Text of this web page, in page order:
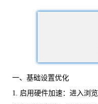
一、基础设置优化
1. 启用硬件加速：进入浏